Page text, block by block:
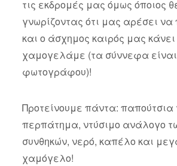
τις εκδρομές μας όμως όποιος
γνωρίζοντας ότι μας αρέσει
και ο άσχημος καιρός μας
χαμογελάμε (τα σύννεφα
φωτογράφου)!
Προτείνουμε πάντα: παπούτσια
περπάτημα, ντύσιμο ανάλογο
συνθηκών, νερό, καπέλο και
χαμόγελο!